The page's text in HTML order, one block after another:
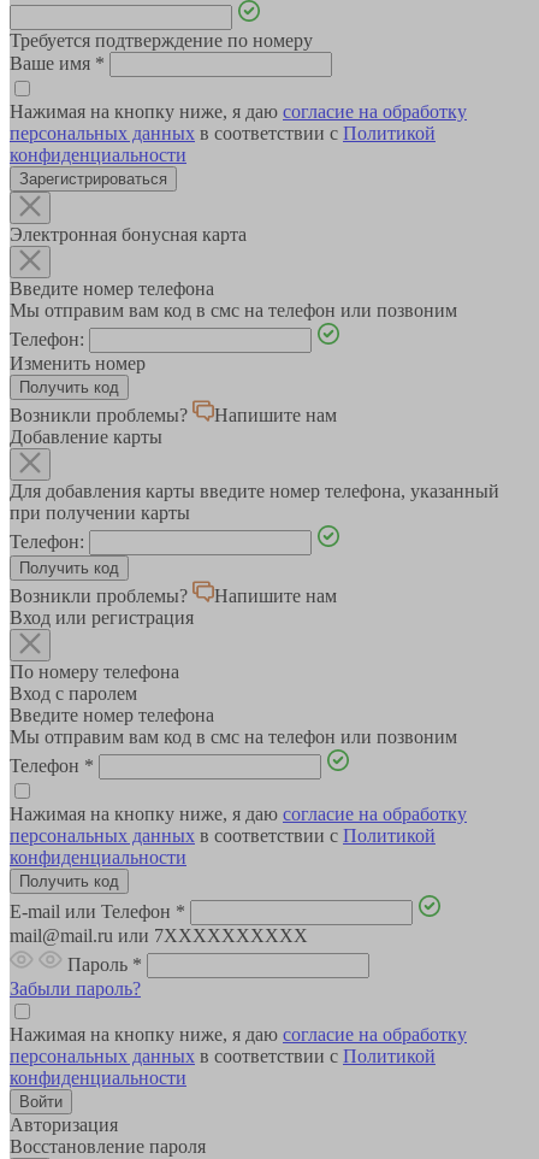
Требуется подтверждение по номеру
Ваше имя *
Нажимая на кнопку ниже, я даю согласие на обработку
персональных данных в соответствии с Политикой
конфиденциальности
Зарегистрироваться
Электронная бонусная карта
Введите номер телефона
Мы отправим вам код в смс на телефон или позвоним
Телефон:
Изменить номер
Возникли проблемы?
Напишите нам
Добавление карты
Для добавления карты введите номер телефона, указанный
при получении карты
Телефон:
Возникли проблемы?
Напишите нам
Вход или регистрация
По номеру телефона
Вход с паролем
Введите номер телефона
Мы отправим вам код в смс на телефон или позвоним
Телефон *
Нажимая на кнопку ниже, я даю согласие на обработку
персональных данных в соответствии с Политикой
конфиденциальности
E-mail или Телефон *
mail@mail.ru или 7XXXXXXXXXX
Пароль *
Забыли пароль?
Нажимая на кнопку ниже, я даю согласие на обработку
персональных данных в соответствии с Политикой
конфиденциальности
Авторизация
Восстановление пароля